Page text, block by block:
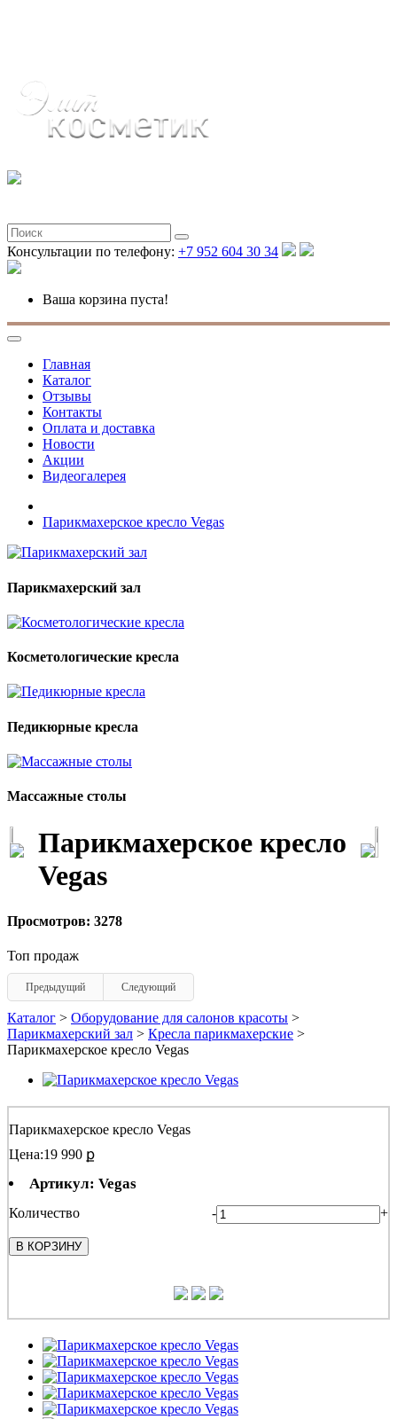
Консультации по телефону: +7 952 604 30 34
Ваша корзина пуста!
Главная
Каталог
Отзывы
Контакты
Оплата и доставка
Новости
Акции
Видеогалерея
Парикмахерское кресло Vegas
Парикмахерский зал
Косметологические кресла
Педикюрные кресла
Массажные столы
Парикмахерское кресло
Vegas
Просмотров: 3278
Топ продаж
Предыдущий Следующий
Каталог > Оборудование для салонов красоты >
Парикмахерский зал > Кресла парикмахерские >
Парикмахерское кресло Vegas
Парикмахерское кресло Vegas
Цена:19 990 ք
Артикул: Vegas
Количество - +
В КОРЗИНУ